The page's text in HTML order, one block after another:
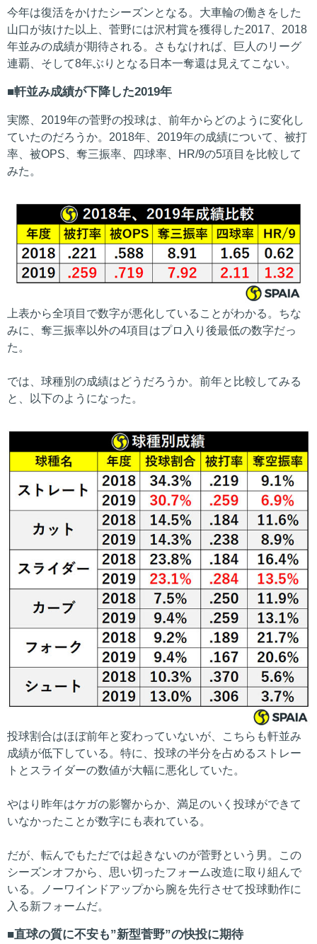
今年は復活をかけたシーズンとなる。大車輪の働きをした
山口が抜けた以上、菅野には沢村賞を獲得した2017、2018
年並みの成績が期待される。さもなければ、巨人のリーグ
連覇、そして8年ぶりとなる日本一奪還は見えてこない。
軒並み成績が下降した2019年
実際、2019年の菅野の投球は、前年からどのように変化し
ていたのだろうか。2018年、2019年の成績について、被打
率、被OPS、奪三振率、四球率、HR/9の5項目を比較して
みた。
上表から全項目で数字が悪化していることがわかる。ちな
みに、奪三振率以外の4項目はプロ入り後最低の数字だっ
た。
では、球種別の成績はどうだろうか。前年と比較してみる
と、以下のようになった。
投球割合はほぼ前年と変わっていないが、こちらも軒並み
成績が低下している。特に、投球の半分を占めるストレー
トとスライダーの数値が大幅に悪化していた。
やはり昨年はケガの影響からか、満足のいく投球ができて
いなかったことが数字にも表れている。
だが、転んでもただでは起きないのが菅野という男。この
シーズンオフから、思い切ったフォーム改造に取り組んで
いる。ノーワインドアップから腕を先行させて投球動作に
入る新フォームだ。
直球の質に不安も”新型菅野”の快投に期待